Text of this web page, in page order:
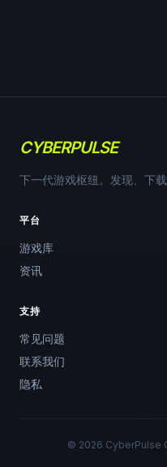
CYBERPULSE
下一代游戏枢纽。发现、下载
平台
游戏库
资讯
支持
常见问题
联系我们
隐私
© 2026 CyberPulse